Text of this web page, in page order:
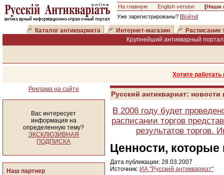
На главную English version [Наши
Уже зарегистрированы? [Войти]
Каталог антиквариата Интернет-магазин
Расписание
Крупнейший антикварный
Хотите
Реклама на сайте
Вас интересует
информация на
определенную тему?
ЭКСКЛЮЗИВНАЯ
ПОДПИСКА
Наш партнер
Русский антиквариат:
В 2008 году будет
расписании торгов
результатов торгов.
Ценности,
Дата публикации: 28.03.2007
Источник: ИА "Русский антиквариат"